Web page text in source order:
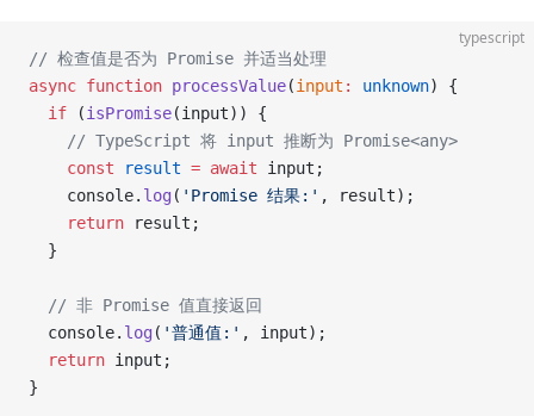
typescript
// 检查值是否为 Promise 并适当处理
async function processValue(input : unknown) {
  if
(isPromise(input)) {
    // TypeScript 将 input 推断为 Promise<any>
    const
result = await input;
    console.
log ( 'Promise 结果:' , result);
    return
result;
  }
  // 非 Promise 值直接返回
  console.
log ( '普通值:' , input);
  return
input;
}